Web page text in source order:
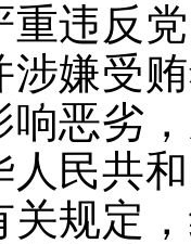
反党
涉嫌受
响恶劣
人民共
关规定